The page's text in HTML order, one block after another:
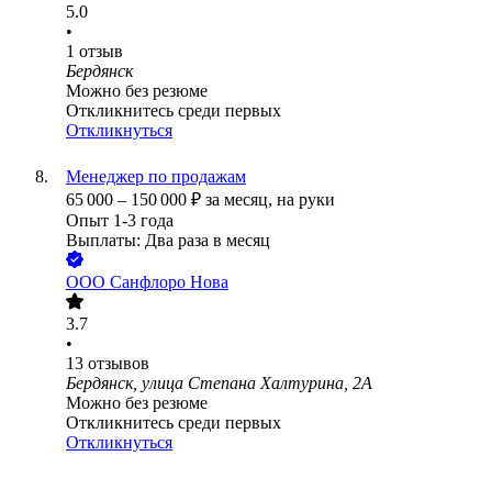
5.0
•
1 отзыв
Бердянск
Можно без резюме
Откликнитесь среди первых
Откликнуться
Менеджер по продажам
65 000 – 150 000 ₽ за месяц, на руки
Опыт 1-3 года
Выплаты: Два раза в месяц
ООО Санфлоро Нова
3.7
•
13 отзывов
Бердянск, улица Степана Халтурина, 2А
Можно без резюме
Откликнитесь среди первых
Откликнуться